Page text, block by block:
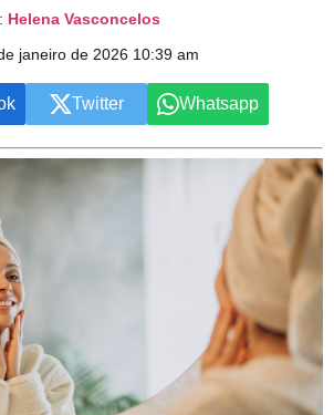
Helena Vasconcelos
janeiro de 2026 10:39 am
Twitter Whatsapp